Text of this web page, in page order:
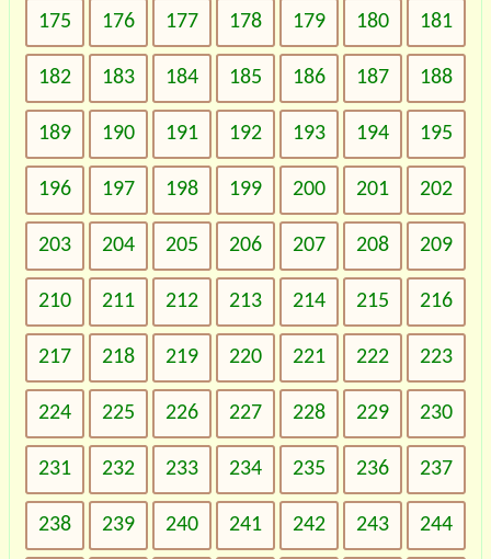
175 176 177 178 179 180 181
182 183 184 185 186 187 188
189 190 191 192 193 194 195
196 197 198 199 200 201 202
203 204 205 206 207 208 209
210 211 212 213 214 215 216
217 218 219 220 221 222 223
224 225 226 227 228 229 230
231 232 233 234 235 236 237
238 239 240 241 242 243 244